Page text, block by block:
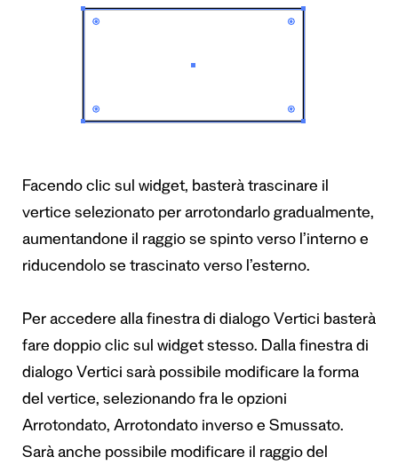
Facendo clic sul widget, basterà trascinare il
vertice selezionato per arrotondarlo gradualmente,
aumentandone il raggio se spinto verso l’interno e
riducendolo se trascinato verso l’esterno.
Per accedere alla finestra di dialogo Vertici basterà
fare doppio clic sul widget stesso. Dalla finestra di
dialogo Vertici sarà possibile modificare la forma
del vertice, selezionando fra le opzioni
Arrotondato, Arrotondato inverso e Smussato.
Sarà anche possibile modificare il raggio del